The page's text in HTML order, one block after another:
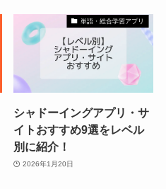
単語・総合学習アプリ
シャドーイングアプリ・サ
イトおすすめ9選をレベル
別に紹介！
2026年1月20日